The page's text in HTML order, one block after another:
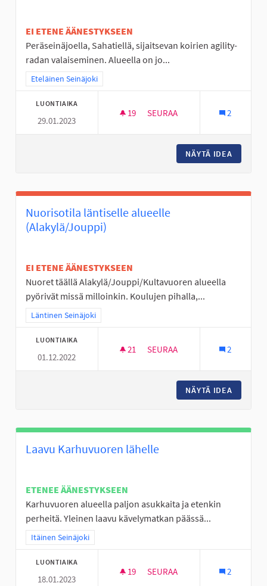
EI ETENE ÄÄNESTYKSEEN
Peräseinäjoella, Sahatiellä, sijaitsevan koirien agility-
radan valaiseminen. Alueella on jo...
Rajaa tulokset teeman mukaan: Eteläinen Seinäjoki
Eteläinen Seinäjoki
LUONTIAIKA
29.01.2023
19 19 SEURAAJAA
SEURAA 2
NÄYTÄ IDEA
Nuorisotila läntiselle alueelle
(Alakylä/Jouppi)
EI ETENE ÄÄNESTYKSEEN
Nuoret täällä Alakylä/Jouppi/Kultavuoren alueella
pyörivät missä milloinkin. Koulujen pihalla,...
Rajaa tulokset teeman mukaan: Läntinen Seinäjoki
Läntinen Seinäjoki
LUONTIAIKA
01.12.2022
21 21 SEURAAJAA
SEURAA 2
NÄYTÄ IDEA
Laavu Karhuvuoren lähelle
ETENEE ÄÄNESTYKSEEN
Karhuvuoren alueella paljon asukkaita ja etenkin
perheitä. Yleinen laavu kävelymatkan päässä...
Rajaa tulokset teeman mukaan: Itäinen Seinäjoki
Itäinen Seinäjoki
LUONTIAIKA
18.01.2023
19 19 SEURAAJAA
SEURAA 2